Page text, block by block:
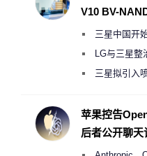
V10 BV-
三星中国开
月销售额不达
LG与三星整
偷偷共享带宽
三星拟引入
度
苹果控告
后者公开聊